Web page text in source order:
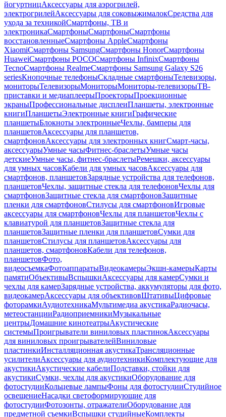
йогуртницАксессуары для аэрогрилей,
электрогрилейАксессуары для соковыжималокСредства для
ухода за техникойСмартфоны, ТВ и
электроникаСмартфоныСмартфоныСмартфоны
восстановленныеСмартфоны AppleСмартфоны
XiaomiСмартфоны SamsungСмартфоны HonorСмартфоны
HuaweiСмартфоны POCOСмартфоны InfinixСмартфоны
TecnoСмартфоны RealmeСмартфоны Samsung Galaxy S26
seriesКнопочные телефоныСкладные смартфоныТелевизоры,
мониторыТелевизорыМониторыМониторы-телевизорыТВ-
приставки и медиаплеерыПроекторыПроекционные
экраныПрофессиональные дисплеиПланшеты, электронные
книгиПланшетыЭлектронные книгиГрафические
планшетыБлокноты электронныеЧехлы, бамперы для
планшетовАксессуары для планшетов,
смартфоновАксессуары для электронных книгСмарт-часы,
аксессуарыУмные часыФитнес-браслетыУмные часы
детскиеУмные часы, фитнес-браслетыРемешки, аксессуары
для умных часовКабели для умных часовАксессуары для
смартфонов, планшетовЗарядные устройства для телефонов,
планшетовЧехлы, защитные стекла для телефоновЧехлы для
смартфоновЗащитные стекла для смартфоновЗащитные
пленки для смартфоновСтилусы для смартфоновИгровые
аксессуары для смартфоновЧехлы для планшетовЧехлы с
клавиатурой для планшетовЗащитные стекла для
планшетовЗащитные пленки для планшетовСумки для
планшетовСтилусы для планшетовАксессуары для
планшетов, смартфоновКабели для телефонов,
планшетовФото,
видеосъемкаФотоаппаратыВидеокамерыЭкшн-камерыКарты
памятиОбъективыВспышкиАксессуары для камерСумки и
чехлы для камерЗарядные устройства, аккумуляторы для фото,
видеокамерАксессуары для объективовШтативыЦифровые
фоторамкиАудиотехникаМультимедиа акустикаРадиочасы,
метеостанцииРадиоприемникиМузыкальные
центрыДомашние кинотеатрыАкустические
системыПроигрыватели виниловых пластинокАксессуары
для виниловых проигрывателейВиниловые
пластинкиИнсталляционная акустикаТрансляционные
усилителиАксессуары для аудиотехникиКомплектующие для
акустикиАкустические кабелиПодставки, стойки для
акустикиСумки, чехлы для акустикиОборудование для
фотостудииКольцевые лампыФоны для фотостудииСтудийное
освещениеНасадки светоформирующие для
фотостудииФотозонты, отражателиОборудование для
предметной съемкиВспышки студийныеКомплекты